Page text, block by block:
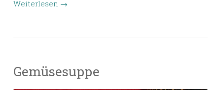
Weiterlesen →
Gemüsesuppe